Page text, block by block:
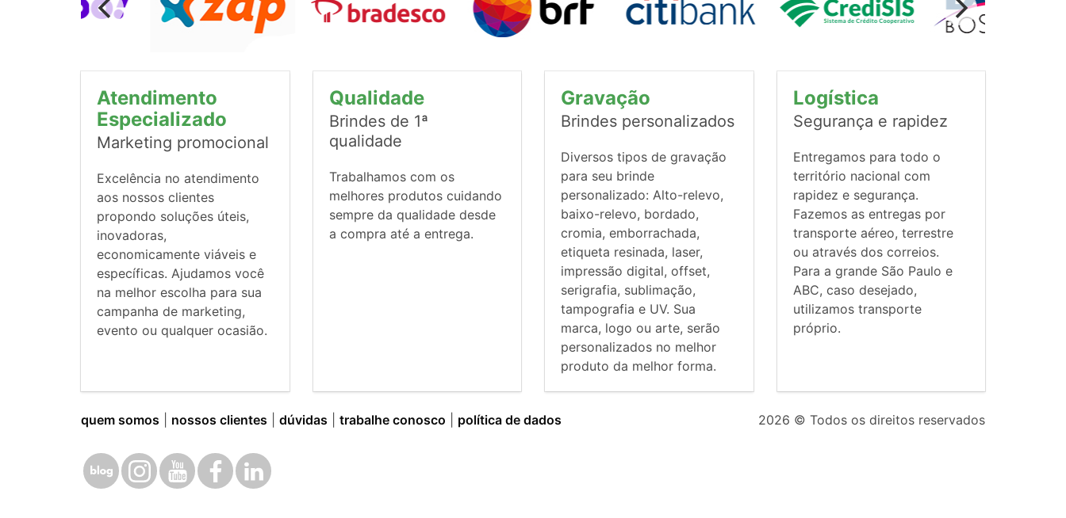
Atendimento
Especializado
Marketing promocional
Excelência no atendimento
aos nossos clientes
propondo soluções úteis,
inovadoras,
economicamente viáveis e
específicas. Ajudamos você
na melhor escolha para sua
campanha de marketing,
evento ou qualquer ocasião.
Qualidade
Brindes de 1ª
qualidade
Trabalhamos com os
melhores produtos cuidando
sempre da qualidade desde
a compra até a entrega.
Gravação
Brindes personalizados
Diversos tipos de gravação
para seu brinde
personalizado: Alto-relevo,
baixo-relevo, bordado,
cromia, emborrachada,
etiqueta resinada, laser,
impressão digital, offset,
serigrafia, sublimação,
tampografia e UV. Sua
marca, logo ou arte, serão
personalizados no melhor
produto da melhor forma.
Logística
Segurança e rapidez
Entregamos para todo o
território nacional com
rapidez e segurança.
Fazemos as entregas por
transporte aéreo, terrestre
ou através dos correios.
Para a grande São Paulo e
ABC, caso desejado,
utilizamos transporte
próprio.
quem somos nossos clientes dúvidas trabalhe conosco política de dados 2026 © Todos os direitos reservados